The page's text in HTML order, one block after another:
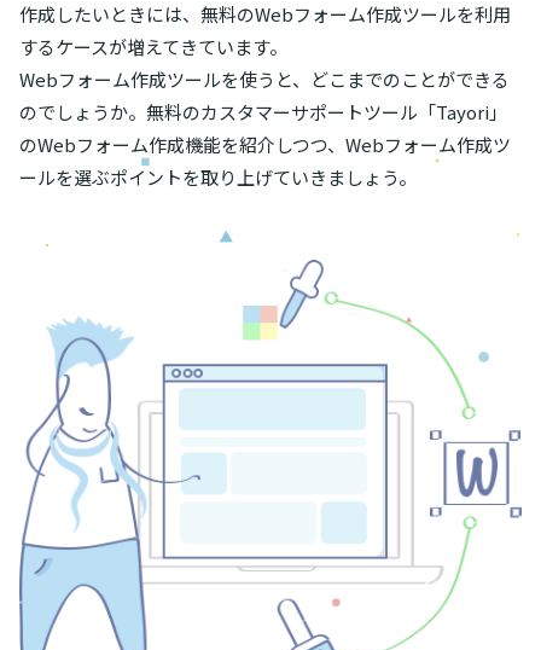
作成したいときには、無料のWebフォーム作成ツールを利用
するケースが増えてきています。
Webフォーム作成ツールを使うと、どこまでのことができる
のでしょうか。無料のカスタマーサポートツール「Tayori」
のWebフォーム作成機能を紹介しつつ、Webフォーム作成ツ
ールを選ぶポイントを取り上げていきましょう。